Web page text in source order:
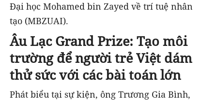
Đại học Mohamed bin Zayed về trí tuệ nhân
tạo (MBZUAI).
Âu Lạc Grand Prize: Tạo môi
trường để người trẻ Việt dám
thử sức với các bài toán lớn
Phát biểu tại sự kiện, ông Trương Gia Bình,